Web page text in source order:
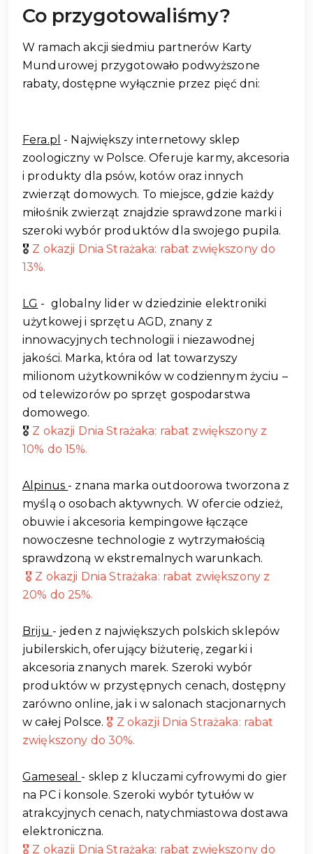
Co przygotowaliśmy?
W ramach akcji siedmiu partnerów Karty
Mundurowej przygotowało podwyższone
rabaty, dostępne wyłącznie przez pięć dni:
Fera.pl - Największy internetowy sklep
zoologiczny w Polsce. Oferuje karmy, akcesoria
i produkty dla psów, kotów oraz innych
zwierząt domowych. To miejsce, gdzie każdy
miłośnik zwierząt znajdzie sprawdzone marki i
szeroki wybór produktów dla swojego pupila.
🎖️ Z okazji Dnia Strażaka: rabat zwiększony do
13%.
LG - globalny lider w dziedzinie elektroniki
użytkowej i sprzętu AGD, znany z
innowacyjnych technologii i niezawodnej
jakości. Marka, która od lat towarzyszy
milionom użytkowników w codziennym życiu –
od telewizorów po sprzęt gospodarstwa
domowego.
🎖️ Z okazji Dnia Strażaka: rabat zwiększony z
10% do 15%.
Alpinus - znana marka outdoorowa tworzona z
myślą o osobach aktywnych. W ofercie odzież,
obuwie i akcesoria kempingowe łączące
nowoczesne technologie z wytrzymałością
sprawdzoną w ekstremalnych warunkach.
🎖️ Z okazji Dnia Strażaka: rabat zwiększony z
20% do 25%.
Briju - jeden z największych polskich sklepów
jubilerskich, oferujący biżuterię, zegarki i
akcesoria znanych marek. Szeroki wybór
produktów w przystępnych cenach, dostępny
zarówno online, jak i w salonach stacjonarnych
w całej Polsce. 🎖️ Z okazji Dnia Strażaka: rabat
zwiększony do 30%.
Gameseal - sklep z kluczami cyfrowymi do gier
na PC i konsole. Szeroki wybór tytułów w
atrakcyjnych cenach, natychmiastowa dostawa
elektroniczna.
🎖️ Z okazji Dnia Strażaka: rabat zwiększony do